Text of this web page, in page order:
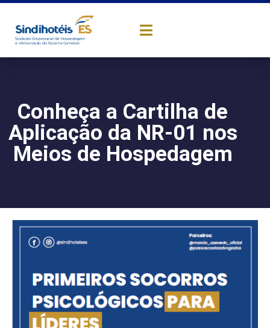
Conheça a Cartilha de
Aplicação da NR-01 nos
Meios de Hospedagem